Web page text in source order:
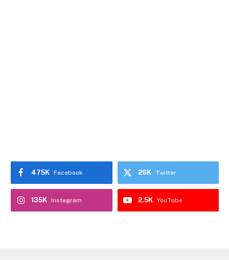
Facebook
475K Twitter
26K
Instagram
135K YouTube
2.5K